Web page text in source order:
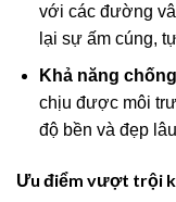
với các đường
lại sự ấm cúng,
Khả năng
chịu được môi
độ bền và đẹp
Ưu điểm vượt trội